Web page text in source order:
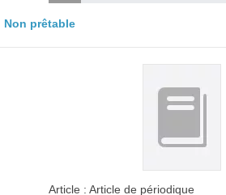
Non prêtable
Article : Article de périodique